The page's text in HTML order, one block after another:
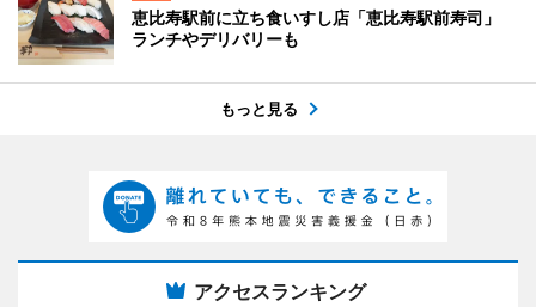
恵比寿駅前に立ち食いすし店「恵比寿駅前寿司」
ランチやデリバリーも
もっと見る
アクセスランキング